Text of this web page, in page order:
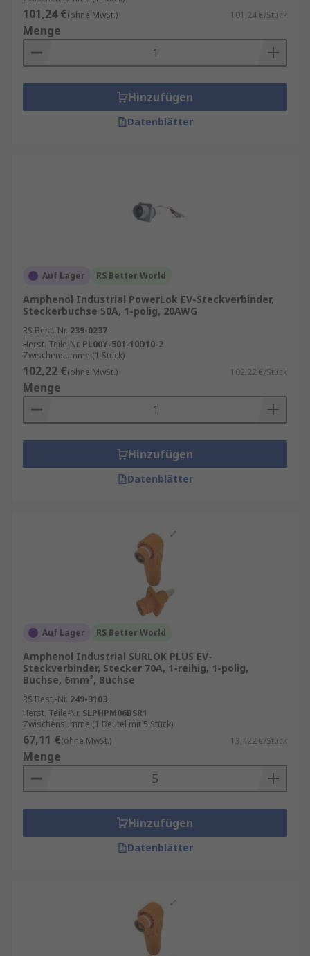
101,24 €(ohne MwSt.) 101,24 €/Stück
Menge
Hinzufügen
Datenblätter
Auf Lager RS Better World
Amphenol Industrial PowerLok EV-Steckverbinder,
Steckerbuchse 50A, 1-polig, 20AWG
RS Best.-Nr. 239-0237
Herst. Teile-Nr. PL00Y-501-10D10-2
Zwischensumme (1 Stück)
102,22 €(ohne MwSt.) 102,22 €/Stück
Menge
Hinzufügen
Datenblätter
Auf Lager RS Better World
Amphenol Industrial SURLOK PLUS EV-
Steckverbinder, Stecker 70A, 1-reihig, 1-polig,
Buchse, 6mm², Buchse
RS Best.-Nr. 249-3103
Herst. Teile-Nr. SLPHPM06BSR1
Zwischensumme (1 Beutel mit 5 Stück)
67,11 €(ohne MwSt.) 13,422 €/Stück
Menge
Hinzufügen
Datenblätter